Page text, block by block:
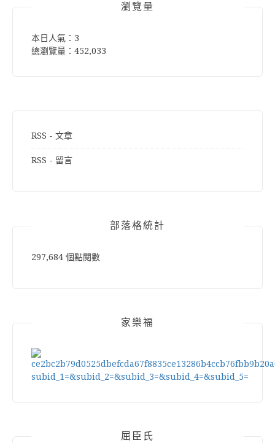
瀏覽量
本日人氣：3
總瀏覽量：452,033
RSS - 文章
RSS - 留言
部落格統計
297,684 個點閱數
家樂福
屈臣氏